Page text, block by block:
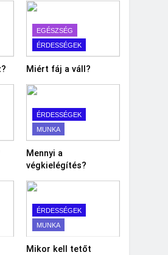
EGÉSZSÉG
ÉRDESSÉGEK
Miért fáj a váll?
ÉRDESSÉGEK
MUNKA
Mennyi a
végkielégítés?
ÉRDESSÉGEK
MUNKA
Mikor kell tetőt